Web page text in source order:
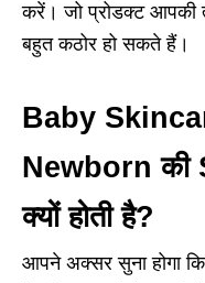
करें। जो प्रोडक्ट आपकी
बहुत कठोर हो सकते हैं।
Baby
Newborn की
क्यों होती है?
आपने अक्सर सुना होगा